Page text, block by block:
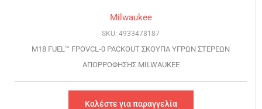
Milwaukee
SKU: 4933478187
M18 FUEL™ FPOVCL-0 PACKOUT ΣΚΟΥΠΑ ΥΓΡΩΝ ΣΤΕΡΕΩΝ
ΑΠΟΡΡΟΦΗΣΗΣ MILWAUKEE
Καλέστε για παραγγελία